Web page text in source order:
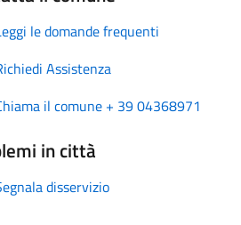
le domande frequenti
Assistenza
il comune + 39 04368971
in città
disservizio